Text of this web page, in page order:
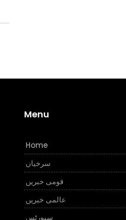
Menu
Home
سرخیاں
قومی خبریں
عالمی خبریں
سپورٹس